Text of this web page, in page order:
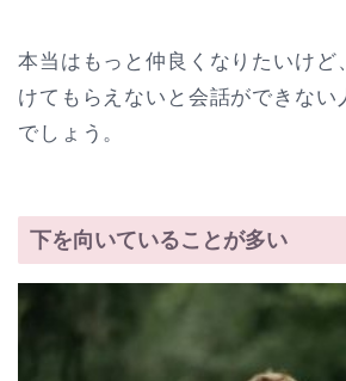
本当はもっと仲良くなりたいけど
けてもらえないと会話ができない
でしょう。
下を向いていることが多い